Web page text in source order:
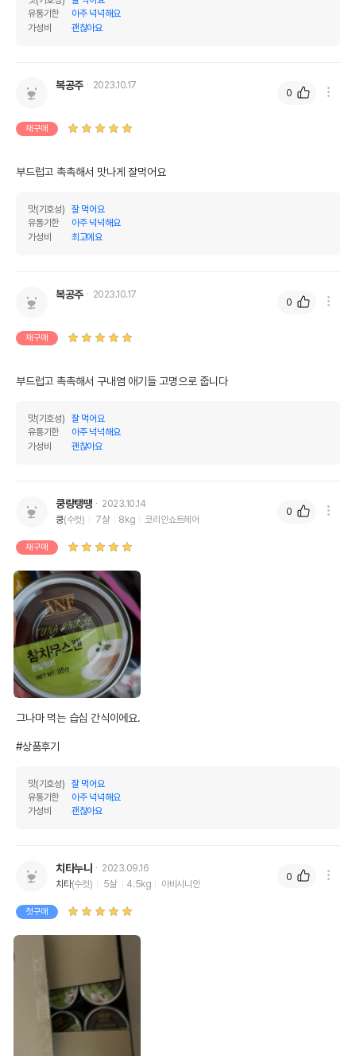
조단백질
조지방
조섬유질
오메가3
탄수화물 0%
기타성분
상세 정보
원료구성 정제수,젤리,참치(흰살)
제품 타입 캔
권장 연령
유통기한
아주 넉넉해요
가성비
괜찮아요
복공주 2023.10.17
재구매
부드럽고 촉촉해서 맛나게 잘먹어요
맛(기호성)
잘 먹어요
유통기한
아주 넉넉해요
가성비
최고에요
0
복공주 2023.10.17
재구매
부드럽고 촉촉해서 구내염 애기들 고명으로 줍니다
맛(기호성)
잘 먹어요
유통기한
아주 넉넉해요
가성비
괜찮아요
0
쿵랑탱땡
2023.10.14
쿵(수컷) 7살 8kg 코리안쇼트헤어
재구매
그나마 먹는 습십 간식이에요.
#상품후기
맛(기호성)
잘 먹어요
유통기한
아주 넉넉해요
가성비
괜찮아요
0
치타누나
2023.09.16
치타(수컷) 5살 4.5kg 아비시니안
첫구매
0